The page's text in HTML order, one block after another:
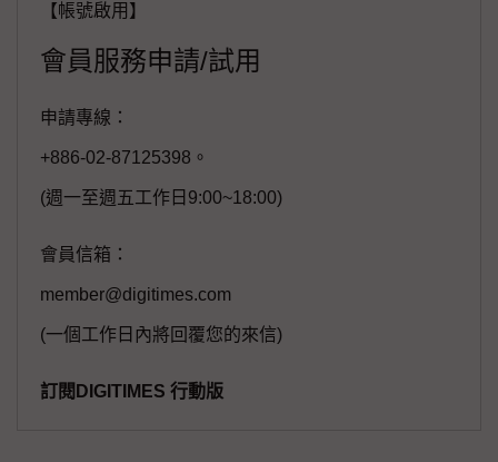
【帳號啟用】
會員服務申請/試用
申請專線：
+886-02-87125398。
(週一至週五工作日9:00~18:00)
會員信箱：
member@digitimes.com
(一個工作日內將回覆您的來信)
訂閱DIGITIMES 行動版